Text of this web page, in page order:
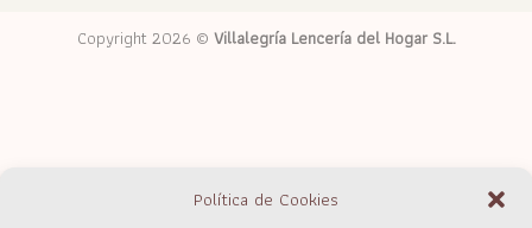
Política de Cookies
Copyright 2026 © Villalegría Lencería del Hogar S.L.